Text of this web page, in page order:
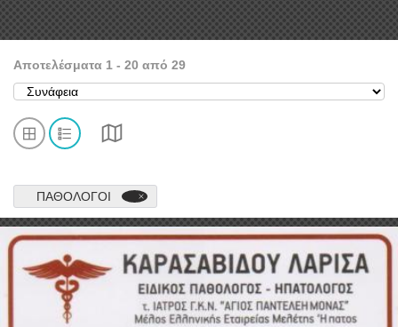
Αποτελέσματα 1 - 20 από 29
ΠΑΘΟΛΌΓΟΙ